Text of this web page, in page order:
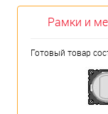
Рамки и
Готовый товар